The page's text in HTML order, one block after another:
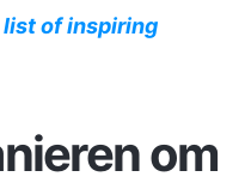
of inspiring
om